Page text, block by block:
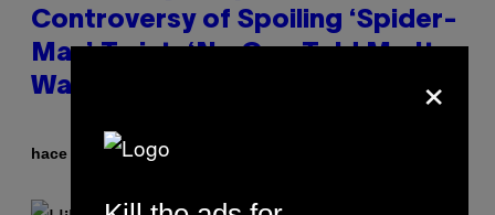
Controversy of Spoiling ‘Spider-
Man’ Twist: ‘No One Told Me It
Was a Secret’
hace 39 minutosPor
×